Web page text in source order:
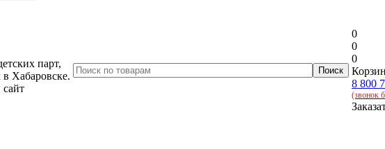
парт,
в Хабаровске.
0
0
0
8 800
(звонок